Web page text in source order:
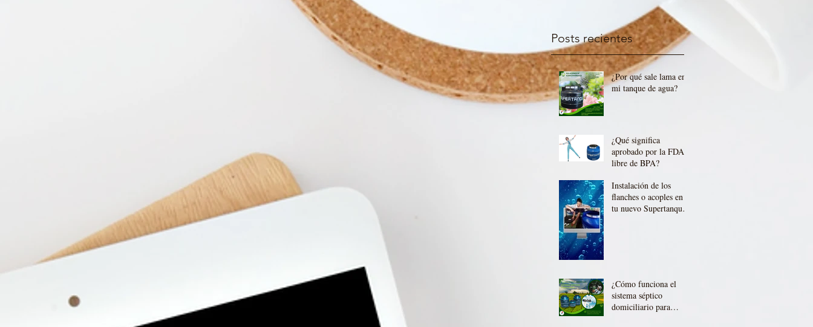
Posts recientes
¿Por qué sale lama en
mi tanque de agua?
¿Qué significa
aprobado por la FDA o
libre de BPA?
Instalación de los
flanches o acoples en
tu nuevo Supertanque.
¿Cómo funciona el
sistema séptico
domiciliario para